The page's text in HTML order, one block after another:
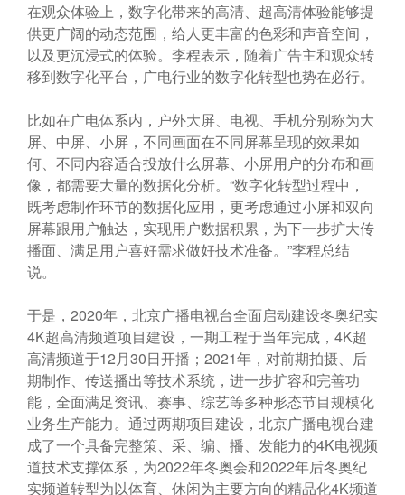
在观众体验上，数字化带来的高清、超高清体验能够提
供更广阔的动态范围，给人更丰富的色彩和声音空间，
以及更沉浸式的体验。李程表示，随着广告主和观众转
移到数字化平台，广电行业的数字化转型也势在必行。
比如在广电体系内，户外大屏、电视、手机分别称为大
屏、中屏、小屏，不同画面在不同屏幕呈现的效果如
何、不同内容适合投放什么屏幕、小屏用户的分布和画
像，都需要大量的数据化分析。“数字化转型过程中，
既考虑制作环节的数据化应用，更考虑通过小屏和双向
屏幕跟用户触达，实现用户数据积累，为下一步扩大传
播面、满足用户喜好需求做好技术准备。”李程总结
说。
于是，2020年，北京广播电视台全面启动建设冬奥纪实
4K超高清频道项目建设，一期工程于当年完成，4K超
高清频道于12月30日开播；2021年，对前期拍摄、后
期制作、传送播出等技术系统，进一步扩容和完善功
能，全面满足资讯、赛事、综艺等多种形态节目规模化
业务生产能力。通过两期项目建设，北京广播电视台建
成了一个具备完整策、采、编、播、发能力的4K电视频
道技术支撑体系，为2022年冬奥会和2022年后冬奥纪
实频道转型为以体育、休闲为主要方向的精品化4K频道